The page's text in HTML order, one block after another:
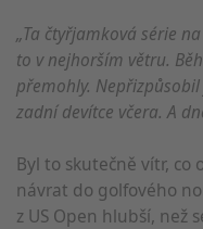
„Ta čtyřjamková série
to v nejhorším větru.
přemohly.
zadní devítce včera. A
Byl to skutečně vítr, co
návrat do golfového
z US Open hlubší, než